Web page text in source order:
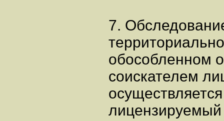
7.
территориально
обособленном
соискателем
лицензируемый